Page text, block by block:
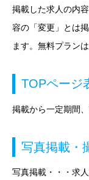
掲載した求人の内
容の「変更」とは
ます。無料プラン
TOPページ
掲載から一定期間
写真掲載・
写真掲載・・・求